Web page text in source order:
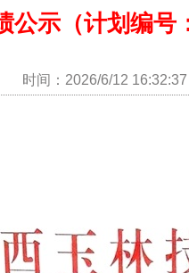
示（计划编号
时间：2026/6/12